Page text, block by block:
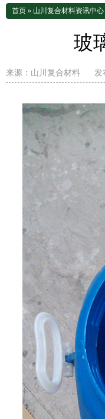
首页 » 山川复合材料资讯中心
玻
来源： 山川复合材料 发